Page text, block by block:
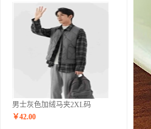
男士灰色加绒马夹2XL码
￥42.00